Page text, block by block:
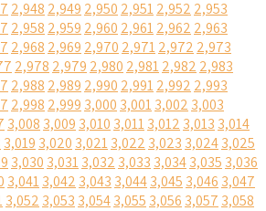
2,948 2,949 2,950 2,9512,952 2,953
2,958 2,959 2,960 2,9612,962 2,963
2,968 2,969 2,970 2,9712,972 2,973
2,978 2,979 2,980 2,9812,982 2,983
2,988 2,989 2,990 2,9912,992 2,993
2,998 2,999 3,000 3,0013,002 3,003
3,008 3,009 3,010 3,0113,012 3,013 3,014
3,019 3,020 3,0213,022 3,023 3,0243,025
3,030 3,0313,032 3,033 3,0343,035 3,036
3,0413,042 3,043 3,0443,045 3,046 3,047
3,052 3,053 3,0543,055 3,056 3,057 3,058